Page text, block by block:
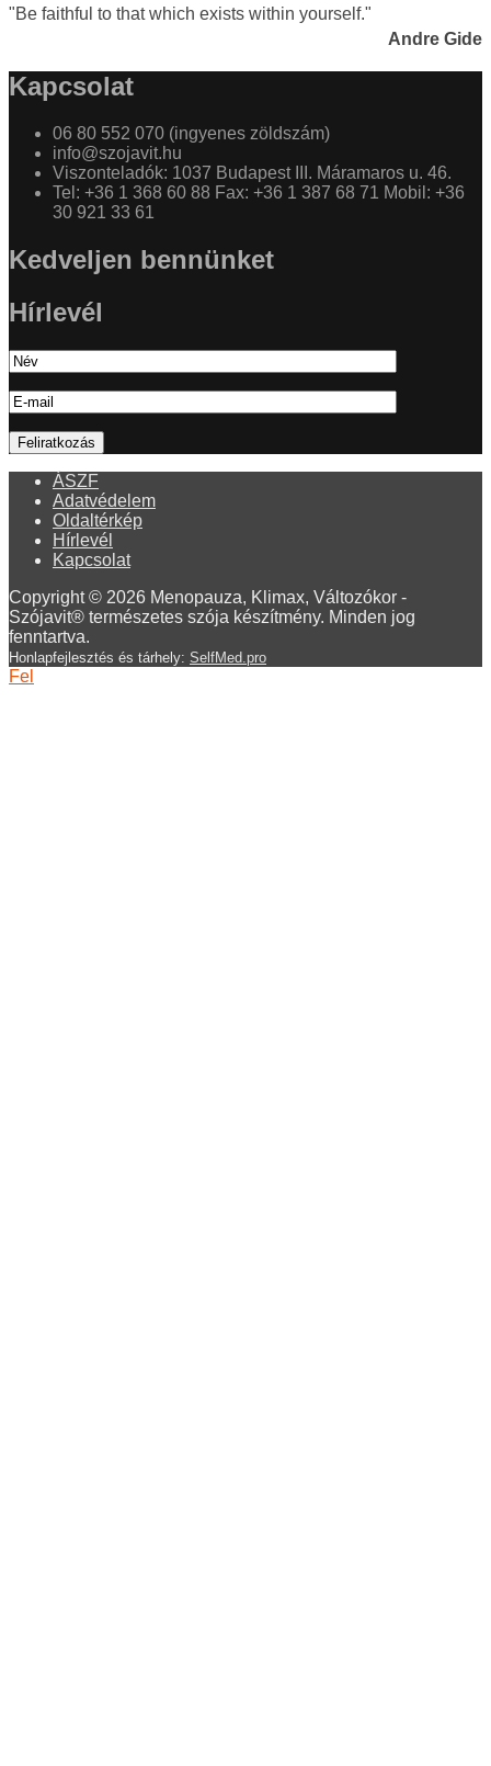
"Be faithful to that which exists within yourself."
Andre Gide
Kapcsolat
06 80 552 070 (ingyenes zöldszám)
info@szojavit.hu
Viszonteladók: 1037 Budapest III. Máramaros u. 46.
Tel: +36 1 368 60 88 Fax: +36 1 387 68 71 Mobil: +36
30 921 33 61
Kedveljen bennünket
Hírlevél
ÁSZF
Adatvédelem
Oldaltérkép
Hírlevél
Kapcsolat
Copyright © 2026 Menopauza, Klimax, Változókor -
Szójavit® természetes szója készítmény. Minden jog
fenntartva.
Honlapfejlesztés és tárhely: SelfMed.pro
Fel